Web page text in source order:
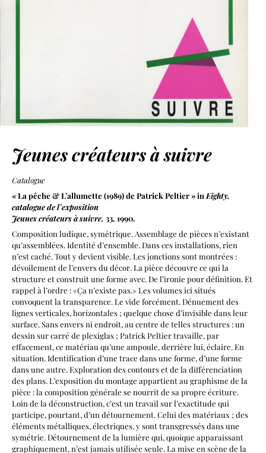
Jeunes créateurs à suivre
Catalogue
« La pêche & L’allumette (1989) de Patrick Peltier » in Eighty,
catalogue de l’exposition
Jeunes créateurs àsuivre, 33, 1990.
Composition ludique, symétrique. Assemblage de pièces n’existant
qu’assemblées. Identité d’ensemble. Dans ces installations, rien
n’est caché. Tout y devient visible. Les jonctions sont montrées :
dévoilement de l’envers du décor. La pièce découvre ce qui la
structure et construit une forme avec. De l’ironie pour définition. Et
rappel à l’ordre : «Ça n’existe pas.» Les volumes ici situés
convoquent la transparence. Le vide forcément. Dénuement des
lignes verticales, horizontales ; quelque chose d’invisible dans leur
surface. Sans envers ni endroit, au centre de telles structures : un
dessin sur carré de plexiglas ; Patrick Peltier travaille, par
effacement, ce matériau qu’une ampoule, derrière lui, éclaire. En
situation. Identification d’une trace dans une forme, d’une forme
dans une autre. Exploration des contours et de la différenciation
des plans. L’exposition du montage appartient au graphisme de la
pièce : la composition générale se nourrit de sa propre écriture.
Loin de la déconstruction, c’est un travail sur l’exactitude qui
participe, pourtant, d’un détournement. Celui des matériaux ; des
éléments métalliques, électriques, y sont transgressés dans une
symétrie. Détournement de la lumière qui, quoique apparaissant
graphiquement, n’est jamais utilisée seule. La mise en scène de la